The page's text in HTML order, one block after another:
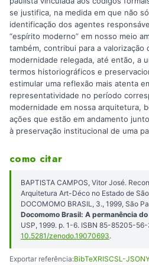
se justifica, na medida em que não
identificação dos agentes
“espírito moderno” em nosso meio
também, contribui para a
modernidade relegada, até então, a
termos historiográficos e
estimular uma reflexão mais atenta
representatividade no período
modernidade em nossa arquitetura,
ações que estão em andamento
à preservação institucional de uma
como citar
BAPTISTA CAMPOS, Vitor José.
Arquitetura Art-Déco no Estado de
DOCOMOMO BRASIL, 3., 1999, São
Docomomo Brasil: A permanência
USP, 1999. p. 1-6. ISBN 85-85205-56-
10.5281/zenodo.19070693.
Exportar referência:BibTeXRISCSL-JSON